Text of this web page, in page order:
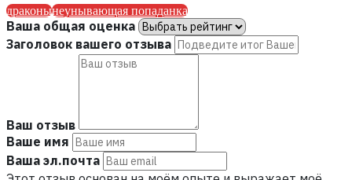
драконынеунывающая попаданка
Ваша общая оценка
Заголовок вашего отзыва
Ваш отзыв
Ваше имя
Ваша эл.почта